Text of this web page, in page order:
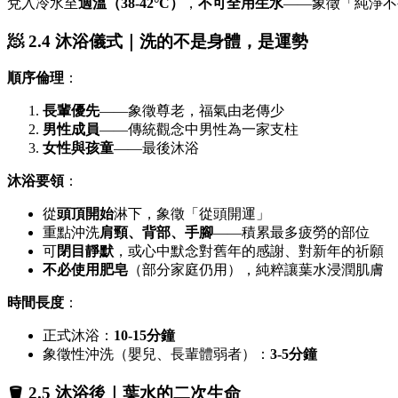
兌入冷水至適溫（38-42°C） ， 不可全用生水——象徵「純淨不
🧖 2.4 沐浴儀式｜洗的不是身體，是運勢
順序倫理 ：
長輩優先——象徵尊老，福氣由老傳少
男性成員——傳統觀念中男性為一家支柱
女性與孩童——最後沐浴
沐浴要領：
從頭頂開始淋下，象徵「從頭開運」
重點沖洗肩頸、背部、手腳——積累最多疲勞的部位
可閉目靜默 ，或心中默念對舊年的感謝、對新年的祈願
不必使用肥皂 （部分家庭仍用），純粹讓葉水浸潤肌膚
時間長度 ：
正式沐浴： 10-15分鐘
象徵性沖洗（嬰兒、長輩體弱者）： 3-5分鐘
🪣 2.5 沐浴後｜葉水的二次生命